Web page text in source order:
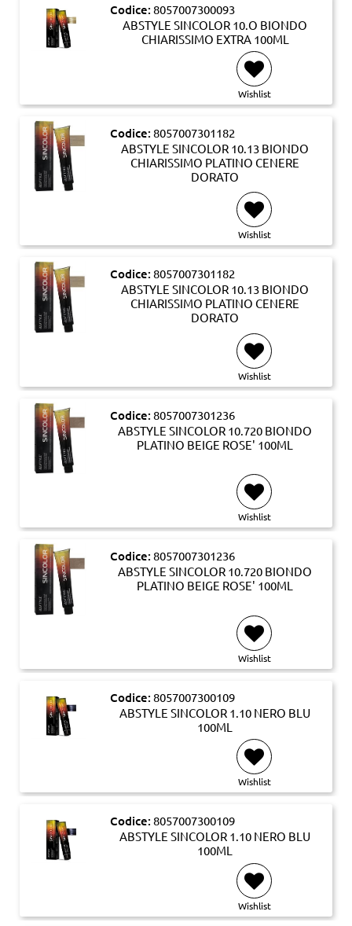
Codice: 8057007300093
ABSTYLE SINCOLOR 10.O BIONDO
CHIARISSIMO EXTRA 100ML
Wishlist
Codice: 8057007301182
ABSTYLE SINCOLOR 10.13 BIONDO
CHIARISSIMO PLATINO CENERE
DORATO
Wishlist
Codice: 8057007301182
ABSTYLE SINCOLOR 10.13 BIONDO
CHIARISSIMO PLATINO CENERE
DORATO
Wishlist
Codice: 8057007301236
ABSTYLE SINCOLOR 10.720 BIONDO
PLATINO BEIGE ROSE' 100ML
Wishlist
Codice: 8057007301236
ABSTYLE SINCOLOR 10.720 BIONDO
PLATINO BEIGE ROSE' 100ML
Wishlist
Codice: 8057007300109
ABSTYLE SINCOLOR 1.10 NERO BLU
100ML
Wishlist
Codice: 8057007300109
ABSTYLE SINCOLOR 1.10 NERO BLU
100ML
Wishlist